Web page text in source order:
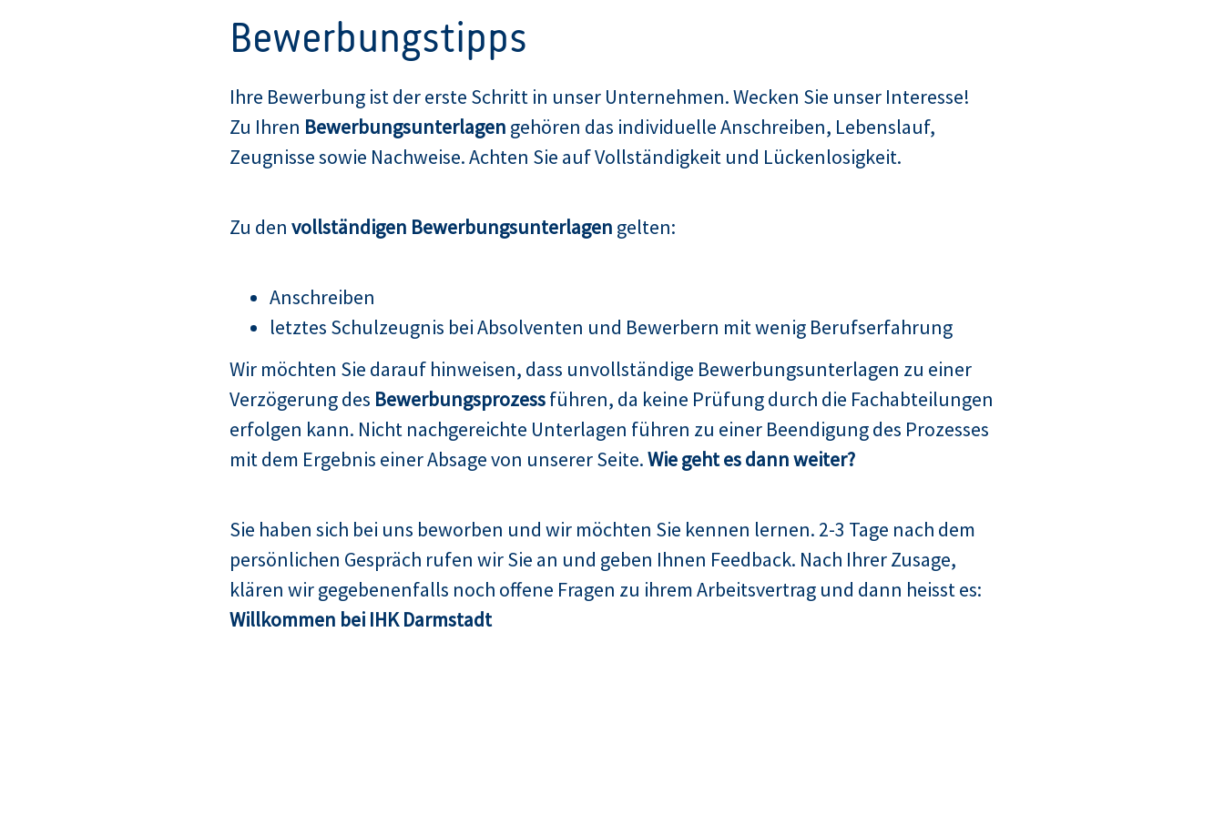
Bewerbungstipps
Ihre Bewerbung ist der erste Schritt in unser Unternehmen. Wecken Sie unser Interesse!
Zu Ihren Bewerbungsunterlagen gehören das individuelle Anschreiben, Lebenslauf,
Zeugnisse sowie Nachweise. Achten Sie auf Vollständigkeit und Lückenlosigkeit.
Zu den vollständigen Bewerbungsunterlagen gelten:
Anschreiben
letztes Schulzeugnis bei Absolventen und Bewerbern mit wenig Berufserfahrung
Wir möchten Sie darauf hinweisen, dass unvollständige Bewerbungsunterlagen zu einer
Verzögerung des Bewerbungsprozessführen, da keine Prüfung durch die Fachabteilungen
erfolgen kann. Nicht nachgereichte Unterlagen führen zu einer Beendigung des Prozesses
mit dem Ergebnis einer Absage von unserer Seite.Wie geht es dann weiter?
Sie haben sich bei uns beworben und wir möchten Sie kennen lernen. 2-3 Tage nach dem
persönlichen Gespräch rufen wir Sie an und geben Ihnen Feedback. Nach Ihrer Zusage,
klären wir gegebenenfalls noch offene Fragen zu ihrem Arbeitsvertrag und dann heisst es:
Willkommen bei IHK Darmstadt